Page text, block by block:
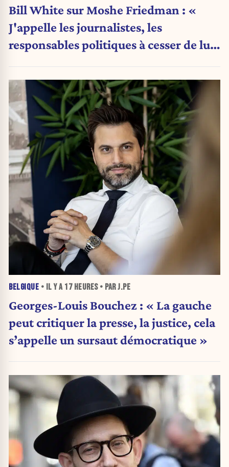
Bill White sur Moshe Friedman : «
J'appelle les journalistes, les
responsables politiques à cesser de lui
BELGIQUE • IL Y A 17 HEURES• PAR J.PE
Georges-Louis Bouchez : « La gauche
peut critiquer la presse, la justice, cela
s’appelle un sursaut démocratique »